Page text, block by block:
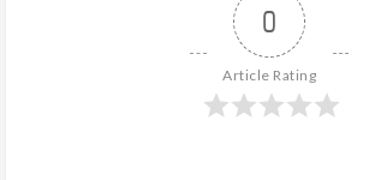
0
Article Rating